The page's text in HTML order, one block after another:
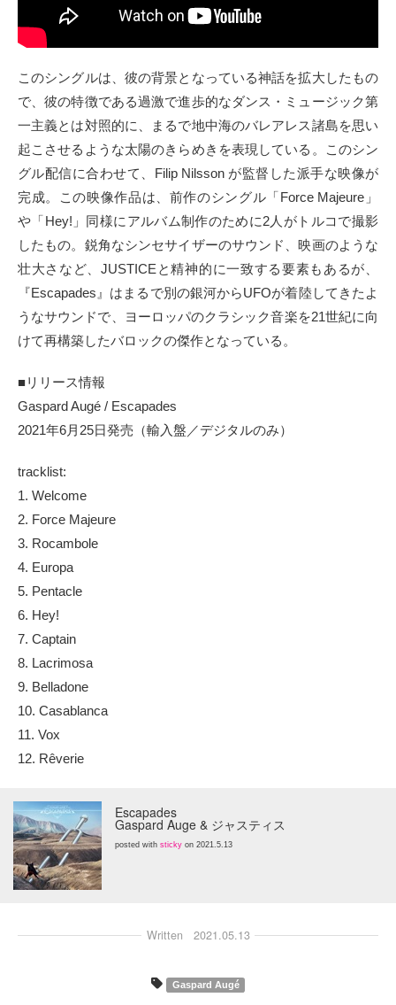
このシングルは、彼の背景となっている神話を拡大したもの
で、彼の特徴である過激で進歩的なダンス・ミュージック第
一主義とは対照的に、まるで地中海のバレアレス諸島を思い
起こさせるような太陽のきらめきを表現している。このシン
グル配信に合わせて、Filip Nilsson が監督した派手な映像が
完成。この映像作品は、前作のシングル「Force Majeure」
や「Hey!」同様にアルバム制作のために2人がトルコで撮影
したもの。鋭角なシンセサイザーのサウンド、映画のような
壮大さなど、JUSTICEと精神的に一致する要素もあるが、
『Escapades』はまるで別の銀河からUFOが着陸してきたよ
うなサウンドで、ヨーロッパのクラシック音楽を21世紀に向
けて再構築したバロックの傑作となっている。
■リリース情報
Gaspard Augé / Escapades
2021年6月25日発売（輸入盤／デジタルのみ）
tracklist:
1. Welcome
2. Force Majeure
3. Rocambole
4. Europa
5. Pentacle
6. Hey!
7. Captain
8. Lacrimosa
9. Belladone
10. Casablanca
11. Vox
12. Rêverie
Escapades
Gaspard Auge & ジャスティス
posted with sticky on 2021.5.13
Written 2021.05.13
Gaspard Augé